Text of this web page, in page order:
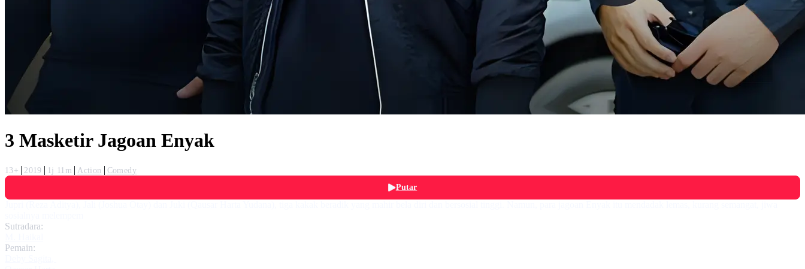
3 Masketir Jagoan Enyak
13+ 2019 1j 11m Action
Comedy
Putar
Sutradara:
Pemain: